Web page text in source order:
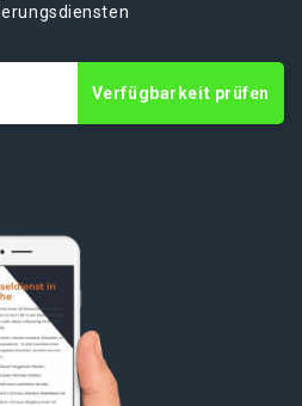
Verfügbarkeit prüfen